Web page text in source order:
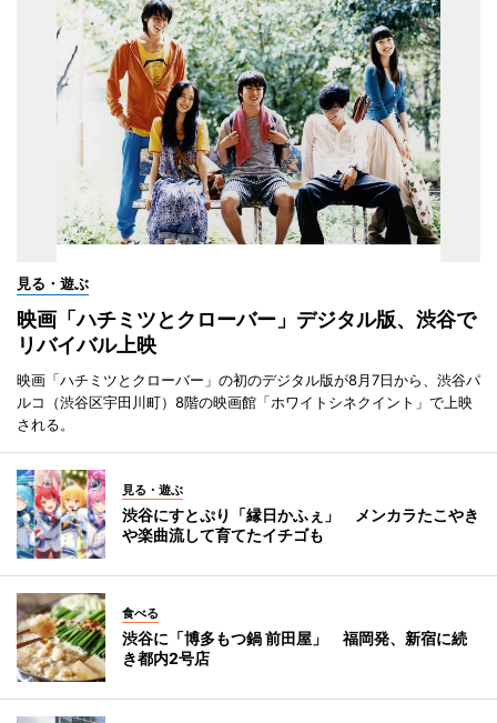
見る・遊ぶ
映画「ハチミツとクローバー」デジタル版、渋谷で
リバイバル上映
映画「ハチミツとクローバー」の初のデジタル版が8月7日から、渋谷パ
ルコ（渋谷区宇田川町）8階の映画館「ホワイトシネクイント」で上映
される。
見る・遊ぶ
渋谷にすとぷり「縁日かふぇ」 メンカラたこやき
や楽曲流して育てたイチゴも
食べる
渋谷に「博多もつ鍋 前田屋」 福岡発、新宿に続
き都内2号店